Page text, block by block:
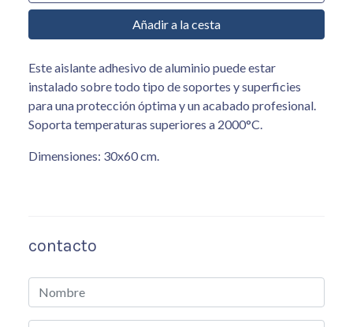
Añadir a la cesta
Este aislante adhesivo de aluminio puede estar
instalado sobre todo tipo de soportes y superficies
para una protección óptima y un acabado profesional.
Soporta temperaturas superiores a 2000°C.
Dimensiones: 30x60 cm.
contacto